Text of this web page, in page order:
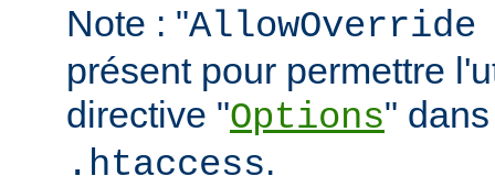
Note : "AllowOverride
présent pour permettre
directive "Options"
.htaccess.